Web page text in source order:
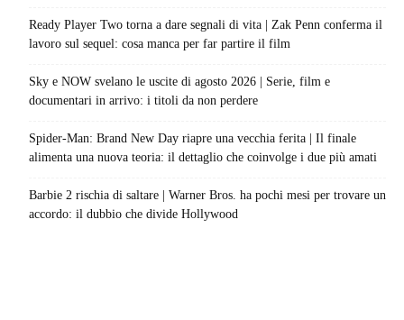
Ready Player Two torna a dare segnali di vita | Zak Penn conferma il
lavoro sul sequel: cosa manca per far partire il film
Sky e NOW svelano le uscite di agosto 2026 | Serie, film e
documentari in arrivo: i titoli da non perdere
Spider-Man: Brand New Day riapre una vecchia ferita | Il finale
alimenta una nuova teoria: il dettaglio che coinvolge i due più amati
Barbie 2 rischia di saltare | Warner Bros. ha pochi mesi per trovare un
accordo: il dubbio che divide Hollywood